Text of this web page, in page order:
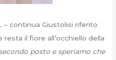
– continua Giustolisi riferito
il fiore all’occhiello della
posto e speriamo che